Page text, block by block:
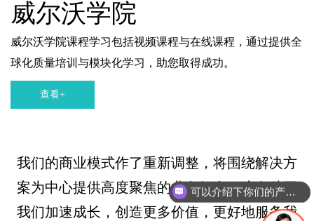
威尔沃学院
威尔沃学院课程学习包括视频课程与在线课程，通过提供全
球化质量培训与模块化学习，助您取得成功。
查看+
我们的商业模式作了重新调整，将围绕解决方
案为中心提供高度聚焦的业务组合。这有助于
我们加速成长，创造更多价值，更好地服务我
可以介绍下你们的产品么